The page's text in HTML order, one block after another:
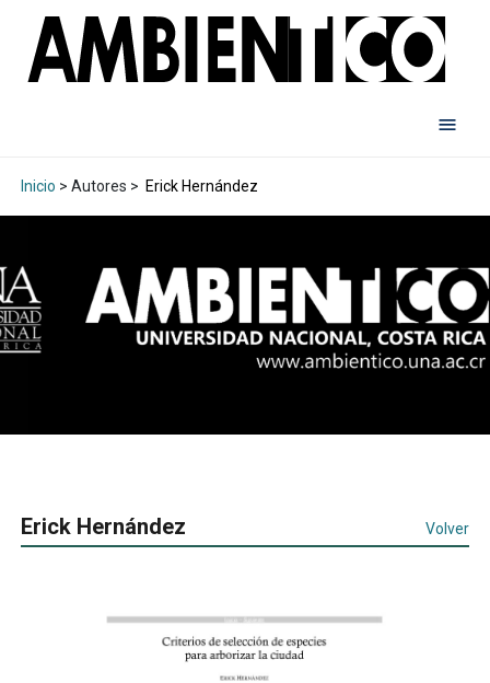
Inicio > Autores > Erick Hernández
Erick Hernández Volver